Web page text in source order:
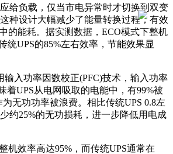
给负载，仅当市电异常时才切换到双变
种设计大幅减少了能量转换过程，有效
的能耗。据实测数据，ECO模式下整机
统UPS的85%左右效率，节能效果显
输入功率因数校正(PFC)技术，输入功率
着UPS从电网吸取的电能中，有99%被
无功功率被浪费。相比传统UPS 0.8左
约25%的无功损耗，进一步降低用电成
机效率高达95%，而传统UPS通常在